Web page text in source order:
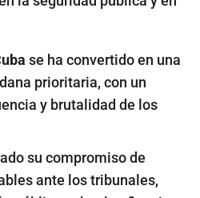
se ha convertido en una
prioritaria, con un
y brutalidad de los
su compromiso de
ante los tribunales,